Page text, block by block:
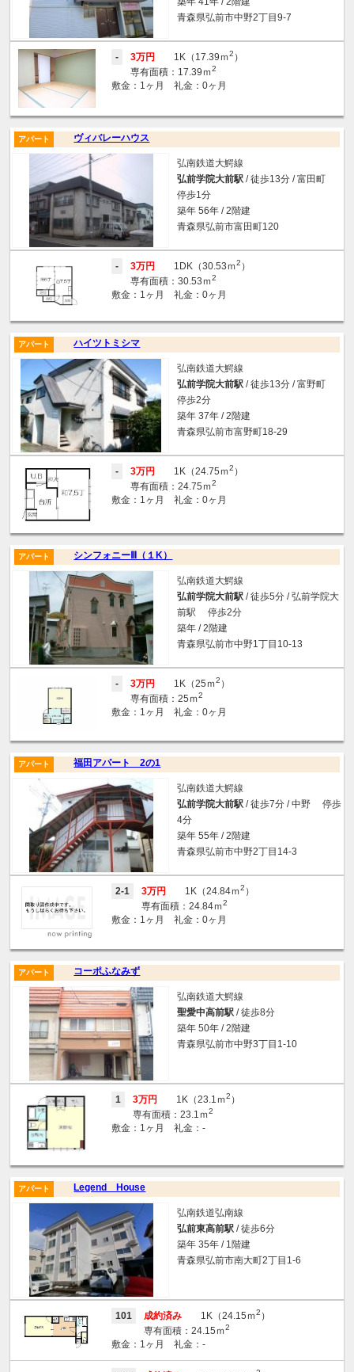
青森県弘前市中野2丁目9-7
- 3万円 1K（17.39ｍ2 ）
専有面積：17.39ｍ2
敷金：1ヶ月 礼金：0ヶ月
ヴィバレーハウス
アパート
弘南鉄道大鰐線
弘前学院大前駅 / 徒歩13分 / 富田町
停歩1分
築年 56年 / 2階建
青森県弘前市富田町120
- 3万円 1DK（30.53ｍ2 ）
専有面積：30.53ｍ2
敷金：1ヶ月 礼金：0ヶ月
ハイツトミシマ
アパート
弘南鉄道大鰐線
弘前学院大前駅 / 徒歩13分 / 富野町
停歩2分
築年 37年 / 2階建
青森県弘前市富野町18-29
- 3万円 1K（24.75ｍ2 ）
専有面積：24.75ｍ2
敷金：1ヶ月 礼金：0ヶ月
シンフォニーⅢ（１K）
アパート
弘南鉄道大鰐線
弘前学院大前駅 / 徒歩5分 / 弘前学院大
前駅 停歩2分
築年 / 2階建
青森県弘前市中野1丁目10-13
- 3万円 1K（25ｍ2 ）
専有面積：25ｍ2
敷金：1ヶ月 礼金：0ヶ月
福田アパート 2の1
アパート
弘南鉄道大鰐線
弘前学院大前駅 / 徒歩7分 / 中野 停歩
4分
築年 55年 / 2階建
青森県弘前市中野2丁目14-3
2-1 3万円 1K（24.84ｍ2 ）
専有面積：24.84ｍ2
敷金：1ヶ月 礼金：0ヶ月
コーポふなみず
アパート
弘南鉄道大鰐線
聖愛中高前駅 / 徒歩8分
築年 50年 / 2階建
青森県弘前市中野3丁目1-10
1 3万円 1K（23.1ｍ2 ）
専有面積：23.1ｍ2
敷金：1ヶ月 礼金：-
Legend House
アパート
弘南鉄道弘南線
弘前東高前駅 / 徒歩6分
築年 35年 / 1階建
青森県弘前市南大町2丁目1-6
101 成約済み 1K（24.15ｍ2 ）
専有面積：24.15ｍ2
敷金：1ヶ月 礼金：-